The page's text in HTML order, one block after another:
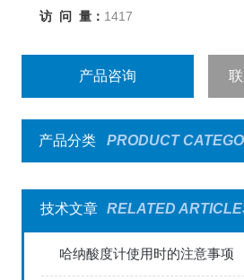
访 问 量： 1417
产品咨询
产品分类 PRODUCT
技术文章 RELATED
哈纳酸度计使用时的注意事项